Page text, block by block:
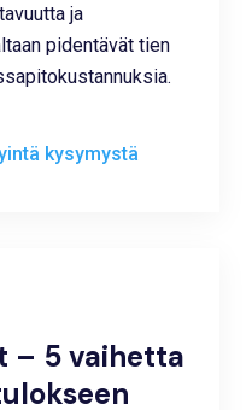
ja
pidentävät tien
– 5 vaihetta